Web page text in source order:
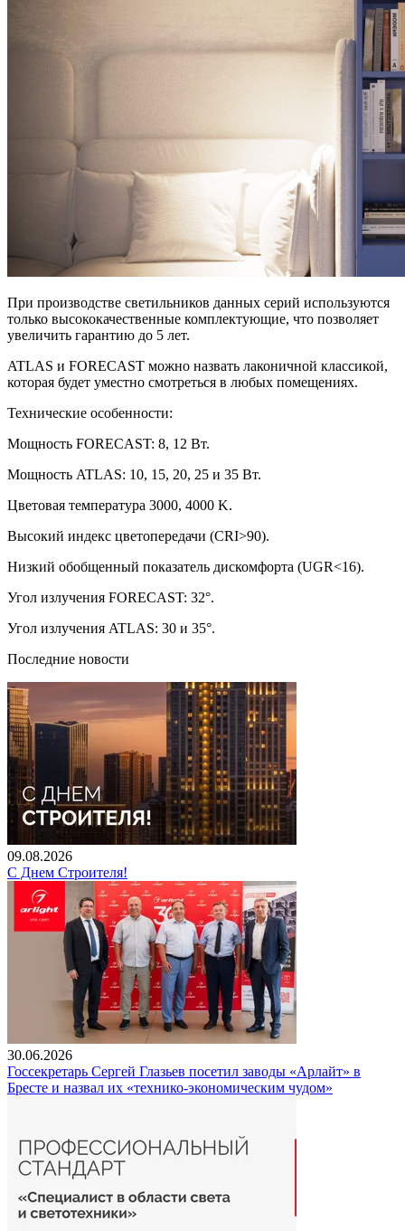
При производстве светильников данных серий используются
только высококачественные комплектующие, что позволяет
увеличить гарантию до 5 лет.
ATLAS и FORECAST можно назвать лаконичной классикой,
которая будет уместно смотреться в любых помещениях.
Технические особенности:
Мощность FORECAST: 8, 12 Вт.
Мощность ATLAS: 10, 15, 20, 25 и 35 Вт.
Цветовая температура 3000, 4000 K.
Высокий индекс цветопередачи (CRI>90).
Низкий обобщенный показатель дискомфорта (UGR<16).
Угол излучения FORECAST: 32°.
Угол излучения ATLAS: 30 и 35°.
Последние новости
09.08.2026
С Днем Строителя!
30.06.2026
Госсекретарь Сергей Глазьев посетил заводы «Арлайт» в
Бресте и назвал их «технико-экономическим чудом»